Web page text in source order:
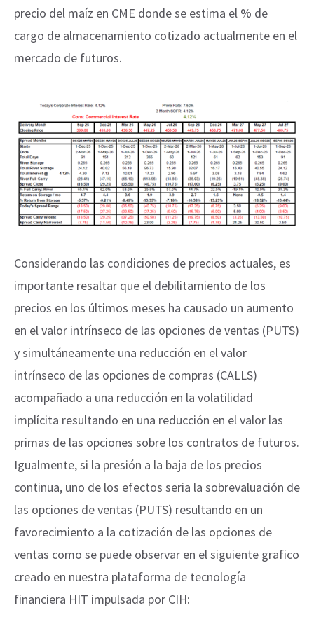
precio del maíz en CME donde se estima el % de
cargo de almacenamiento cotizado actualmente en el
mercado de futuros.
Considerando las condiciones de precios actuales, es
importante resaltar que el debilitamiento de los
precios en los últimos meses ha causado un aumento
en el valor intrínseco de las opciones de ventas (PUTS)
y simultáneamente una reducción en el valor
intrínseco de las opciones de compras (CALLS)
acompañado a una reducción en la volatilidad
implícita resultando en una reducción en el valor las
primas de las opciones sobre los contratos de futuros.
Igualmente, si la presión a la baja de los precios
continua, uno de los efectos seria la sobrevaluación de
las opciones de ventas (PUTS) resultando en un
favorecimiento a la cotización de las opciones de
ventas como se puede observar en el siguiente grafico
creado en nuestra plataforma de tecnología
financiera HIT impulsada por CIH: